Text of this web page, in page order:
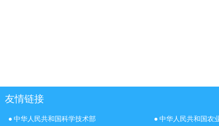
友情链接
中华人民共和国科学技术部
中华人民共和国农